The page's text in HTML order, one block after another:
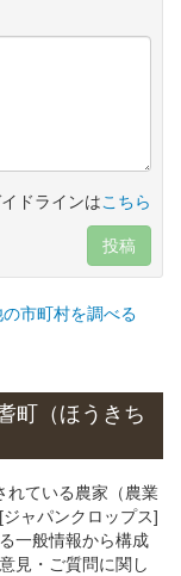
ドラインはこちら
投稿
の市町村を調べる
町（ほうきち
れている農家（農業
ャパンクロップス]
一般情報から構成
見・ご質問に関し